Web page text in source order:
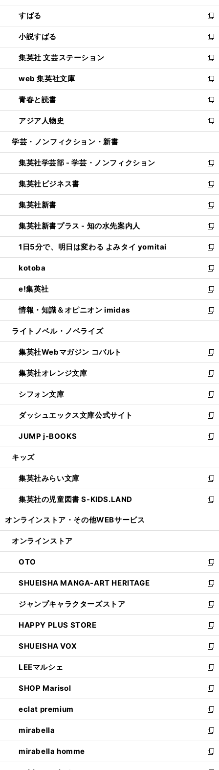
開
く
ウ
で
開
く
ン
ド
ウ
で
開
く
すばる
新
し
い
ウ
ィ
ン
ド
ウ
で
開
く
小説すばる
新
し
い
ウ
ィ
ン
ド
ウ
で
開
集英社 文芸ステーション
新
し
い
ウ
ィ
ン
ド
ウ
開
く
web 集英社文庫
新
し
い
ウ
ィ
ン
ウ
で
開
く
青春と読書
新
し
い
ウ
ン
ド
ウ
で
開
く
アジア人物史
新
し
ウ
ィ
ン
ド
ウ
で
開
く
学芸・ノンフィクション・新書
集英社学芸部 - 学芸・ノンフィクション
新
し
い
ウ
ィ
ン
ド
ウ
で
開
く
集英社ビジネス書
新
し
い
ウ
ィ
ン
ド
ウ
で
開
く
集英社新書
新
し
い
ウ
ィ
ン
ド
ウ
で
開
く
集英社新書プラス - 知の水先案内人
新
し
い
ウ
ィ
ン
ド
ウ
で
開
1日5分で、明日は変わる よみタイ yomitai
新
し
い
ウ
ィ
ン
ド
ウ
開
く
kotoba
新
し
い
ウ
ィ
ン
ウ
で
開
く
e!集英社
新
し
い
ウ
ン
ド
ウ
で
開
く
情報・知識＆オピニオン imidas
新
し
ウ
ィ
ン
ド
ウ
で
開
く
ライトノベル・ノベライズ
集英社Webマガジン コバルト
新
し
い
ウ
ィ
ン
ド
ウ
で
開
集英社オレンジ文庫
新
し
い
ウ
ィ
ン
ド
ウ
開
く
シフォン文庫
新
し
い
ウ
ィ
ン
ウ
で
開
く
ダッシュエックス文庫公式サイト
新
し
い
ウ
ン
ド
ウ
で
JUMP j-BOOKS
新
し
ウ
ィ
ン
ド
開
キッズ
集英社みらい文庫
新
し
い
ン
ウ
で
開
く
集英社の児童図書 S-KIDS.LAND
新
ウ
ン
ド
ウ
で
開
く
オンラインストア・ その他WEBサービス
オンラインストア
OTO
新
し
い
ウ
ィ
ン
ド
ウ
で
開
く
SHUEISHA MANGA-ART HERITAGE
新
し
い
ウ
ィ
ン
ド
ウ
で
開
く
ジャンプキャラクターズストア
新
し
い
ウ
ィ
ン
ド
ウ
で
開
く
HAPPY PLUS STORE
新
し
い
ウ
ィ
ン
ド
ウ
で
開
く
SHUEISHA VOX
新
し
い
ウ
ィ
ン
ド
ウ
で
開
く
LEEマルシェ
新
し
い
ウ
ィ
ン
ド
ウ
で
開
SHOP Marisol
新
し
い
ウ
ィ
ン
ド
ウ
eclat premium
新
し
い
ウ
ィ
ン
mirabella
新
し
い
ウ
mirabella homme
新
し